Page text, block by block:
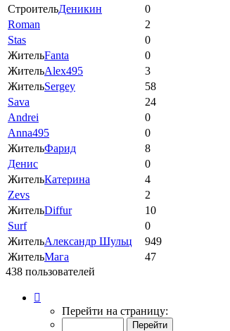
СтроительДеникин 0
Roman
2
Stas
0
ЖительFanta 0
ЖительAlex495 3
ЖительSergey 58
Sava
24
Andrei
0
Anna495
0
ЖительФарид 8
Денис
0
ЖительКатерина 4
Zevs
2
ЖительDiffur 10
Surf
0
ЖительАлександр Шульц 949
ЖительМагa 47
438 пользователей
Перейти на страницу: